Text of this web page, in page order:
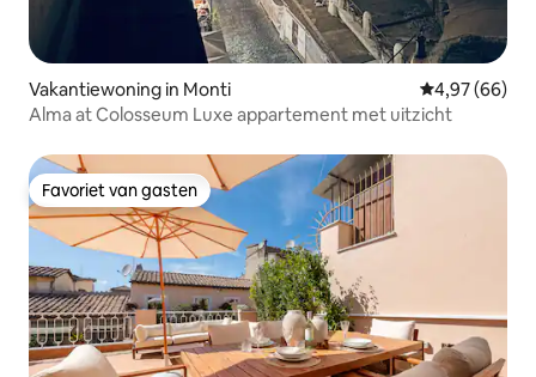
Vakantiewoning in Monti Gemiddelde
4,97 (66)
Alma at Colosseum Luxe appartement met uitzicht
Favoriet van gasten
Favoriet van gasten